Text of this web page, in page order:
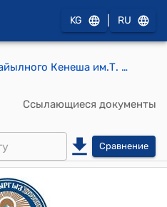
KG RU
Постановление айылного Кенеша им.Т. Кулатова от 19-апреля 2012 года № XXXVI-2 " «Об утверждение бюджета айылного округа им. Т. Кулатова на 2012 год и проект бюджета на 2013-2014 г.г.»"
Ссылающиеся документы
Сравнение